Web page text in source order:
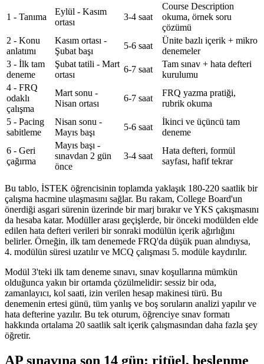
1 - Tanıma
Eylül - Kasım
ortası
3-4 saat
Course Description
okuma, örnek soru
çözümü
2 - Konu
anlatımı
Kasım ortası -
Şubat başı
5-6 saat
Ünite bazlı içerik + mikro
denemeler
3 - İlk tam
deneme
Şubat tatili - Mart
ortası
6-7 saat
Tam sınav + hata defteri
kurulumu
4 - FRQ
odaklı
çalışma
Mart sonu -
Nisan ortası
6-7 saat
FRQ yazma pratiği,
rubrik okuma
5 - Pacing
sabitleme
Nisan sonu -
Mayıs başı
5-6 saat
İkinci ve üçüncü tam
deneme
6 - Geri
çağırma
Mayıs başı -
sınavdan 2 gün
önce
3-4 saat
Hata defteri, formül
sayfası, hafif tekrar
Bu tablo, İSTEK öğrencisinin toplamda yaklaşık 180-220 saatlik bir
çalışma hacmine ulaşmasını sağlar. Bu rakam, College Board'un
önerdiği asgari sürenin üzerinde bir marj bırakır ve YKS çakışmasını
da hesaba katar. Modüller arası geçişlerde, bir önceki modülden elde
edilen hata defteri verileri bir sonraki modülün içerik ağırlığını
belirler. Örneğin, ilk tam denemede FRQ'da düşük puan alındıysa,
4. modülün süresi uzatılır ve MCQ çalışması 5. modüle kaydırılır.
Modül 3'teki ilk tam deneme sınavı, sınav koşullarına mümkün
olduğunca yakın bir ortamda çözülmelidir: sessiz bir oda,
zamanlayıcı, kol saati, izin verilen hesap makinesi türü. Bu
denemenin ertesi günü, tüm yanlış ve boş soruların analizi yapılır ve
hata defterine yazılır. Bu tek oturum, öğrenciye sınav formatı
hakkında ortalama 20 saatlik salt içerik çalışmasından daha fazla şey
öğretir.
AP sınavına son 14 gün: ritüel, beslenme